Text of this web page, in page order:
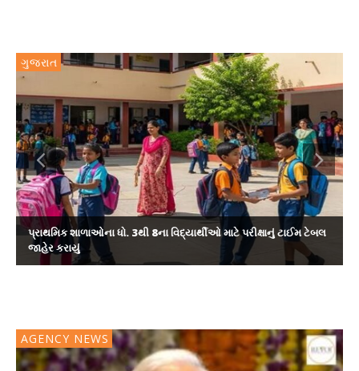
ગુજરાત
પ્રાથમિક શાળાઓના ધો. 3થી 8ના વિદ્યાર્થીઓ માટે પરીક્ષાનું ટાઈમ ટેબલ
જાહેર કરાયું
AGENCY NEWS